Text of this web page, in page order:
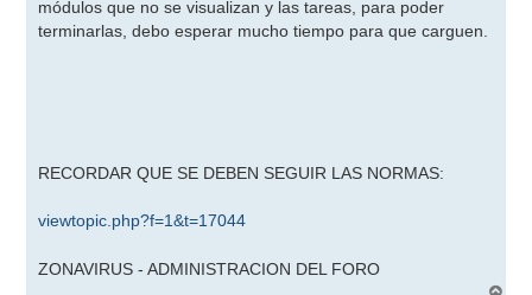
módulos que no se visualizan y las tareas, para poder
terminarlas, debo esperar mucho tiempo para que carguen.
RECORDAR QUE SE DEBEN SEGUIR LAS NORMAS:
viewtopic.php?f=1&t=17044
ZONAVIRUS - ADMINISTRACION DEL FORO